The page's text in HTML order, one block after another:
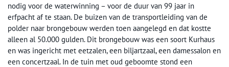
nodig voor de waterwinning – voor de duur van 99 jaar in
erfpacht af te staan. De buizen van de transportleiding van de
polder naar brongebouw werden toen aangelegd en dat kostte
alleen al 50.000 gulden. Dit brongebouw was een soort Kurhaus
en was ingericht met eetzalen, een biljartzaal, een damessalon en
een concertzaal. In de tuin met oud geboomte stond een